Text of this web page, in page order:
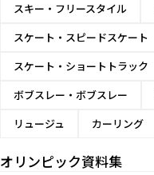
スキー・フリースタイル
スケート・スピードスケート
スケート・ショートトラック
ボブスレー・ボブスレー
リュージュ
カーリング
オリンピック資料集